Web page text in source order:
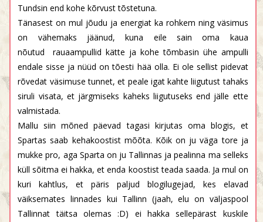
Tundsin end kohe kõrvust tõstetuna.
Tänasest on mul jõudu ja energiat ka rohkem ning väsimus
on vähemaks jäänud, kuna eile sain oma kaua
nõutud rauaampullid kätte ja kohe tõmbasin ühe ampulli
endale sisse ja nüüd on tõesti hää olla. Ei ole sellist pidevat
rõvedat väsimuse tunnet, et peale igat kahte liigutust tahaks
siruli visata, et järgmiseks kaheks liigutuseks end jälle ette
valmistada.
Mallu siin mõned päevad tagasi kirjutas oma blogis, et
Spartas saab kehakoostist mõõta. Kõik on ju väga tore ja
mukke pro, aga Sparta on ju Tallinnas ja pealinna ma selleks
küll sõitma ei hakka, et enda koostist teada saada. Ja mul on
kuri kahtlus, et päris paljud blogilugejad, kes elavad
väiksemates linnades kui Tallinn (jaah, elu on väljaspool
Tallinnat täitsa olemas :D) ei hakka sellepärast kuskile